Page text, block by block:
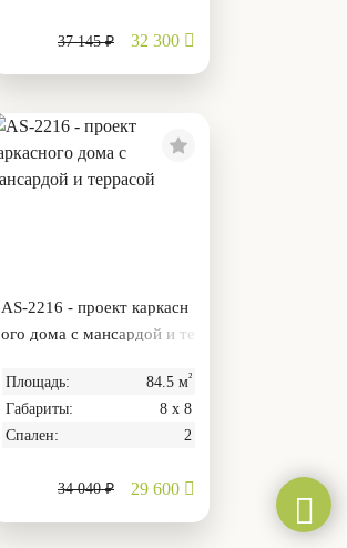
37 145 ₽ 32 300
AS-2216 - проект каркасн
ого дома с мансардой и те
Площадь: 84.5 м²
Габариты:
8 х 8
Спален:
2
34 040 ₽ 29 600